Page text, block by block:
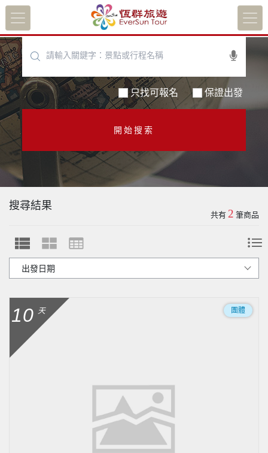
只找可報名 保證出發
開始搜索
搜尋結果
共有 2 筆商品
10 天 團體